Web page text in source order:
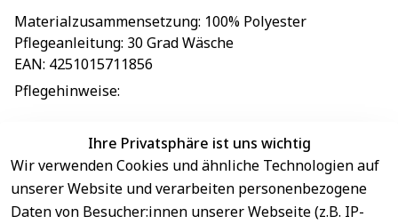
Materialzusammensetzung: 100% Polyester
Pflegeanleitung: 30 Grad Wäsche
EAN: 4251015711856
Pflegehinweise:
EU-Verantwortliche Person - klicken Sie für Details
Ihre Privatsphäre ist uns wichtig
Wir verwenden Cookies und ähnliche Technologien auf
unserer Website und verarbeiten personenbezogene
Daten von Besucher:innen unserer Webseite (z.B. IP-